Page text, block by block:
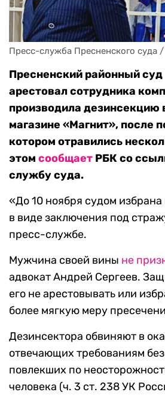
Пресс-служба Пресненского суда
Пресненский районный
арестовал сотрудника
производила дезинсекцию
магазине «Магнит», после
котором отравились
этом сообщает РБК со
службу суда.
«До 10 ноября судом
в виде заключения под
пресс-службе.
Мужчина своей вины не
адвокат Андрей Сергеев.
его не арестовывать или
более мягкую меру
Дезинсектора обвиняют в
отвечающих требованиям
повлекших по
человека (ч. 3 ст. 238 УК